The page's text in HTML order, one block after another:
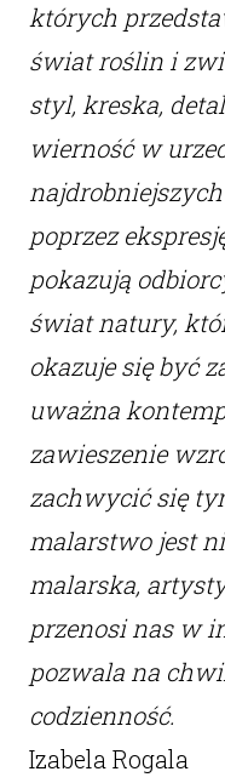
których
świat roślin i
styl, kreska,
wierność w
poprzez
pokazują
świat natury,
okazuje się być
uważna
zawieszenie
zachwycić się
malarstwo jest
malarska,
przenosi nas w
pozwala na
codzienność.
Izabela Rogala